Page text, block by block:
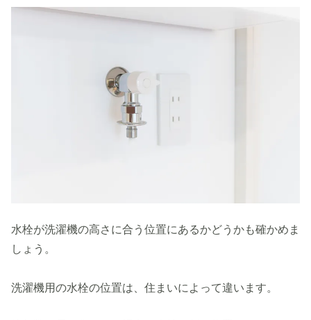
水栓が洗濯機の高さに合う位置にあるかどうかも確かめま
しょう。
洗濯機用の水栓の位置は、住まいによって違います。